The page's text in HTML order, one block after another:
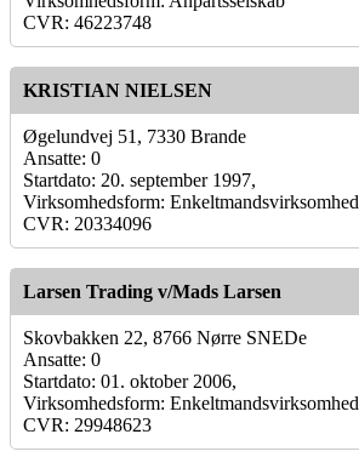
CVR: 46223748
KRISTIAN NIELSEN
Øgelundvej 51, 7330 Brande
Ansatte: 0
Startdato: 20. september 1997,
Virksomhedsform: Enkeltmandsvirksomhed
CVR: 20334096
Larsen Trading v/Mads Larsen
Skovbakken 22, 8766 Nørre SNEDe
Ansatte: 0
Startdato: 01. oktober 2006,
Virksomhedsform: Enkeltmandsvirksomhed
CVR: 29948623